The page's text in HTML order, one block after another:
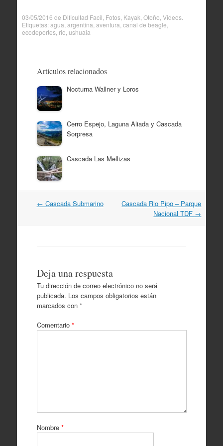
03/05/2016 de Dificultad Facil Fotos, Kayak Otoño Videos.
Etiquetas:agua argentina aventura canal de beagle
ecodeportes, rio ushuaia
Artículos relacionados
Nocturna Wallner y Loros
Cerro Espejo, Laguna Aliada y Cascada
Sorpresa
Cascada Las Mellizas
Navegación
← Cascada Submarino
Cascada Rio Pipo – Parque
Nacional TDF →
Deja una respuesta
Tu dirección de correo electrónico no será
publicada. Los campos obligatorios están
marcados con *
Comentario *
Nombre *